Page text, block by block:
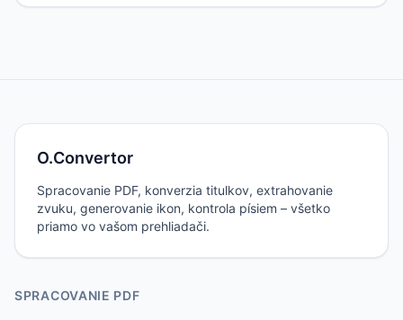
O.Convertor
Spracovanie PDF, konverzia titulkov, extrahovanie
zvuku, generovanie ikon, kontrola písiem – všetko
priamo vo vašom prehliadači.
SPRACOVANIE PDF